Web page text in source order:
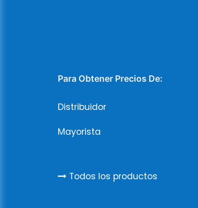
Para Obtener Precios De:
Distribuidor
Mayorista
Todos los productos